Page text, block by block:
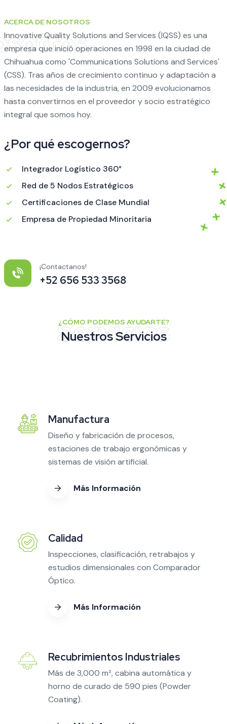
ACERCA DE NOSOTROS
Innovative Quality Solutions and Services (IQSS) es una
empresa que inició operaciones en 1998 en la ciudad de
Chihuahua como 'Communications Solutions and Services'
(CSS). Tras años de crecimiento continuo y adaptación a
las necesidades de la industria, en 2009 evolucionamos
hasta convertirnos en el proveedor y socio estratégico
integral que somos hoy.
¿Por qué escogernos?
Integrador Logístico 360°
Red de 5 Nodos Estratégicos
Certificaciones de Clase Mundial
Empresa de Propiedad Minoritaria
¡Contactanos!
+52 656 533 3568
¿CÓMO PODEMOS AYUDARTE?
Nuestros Servicios
Manufactura
Diseño y fabricación de procesos,
estaciones de trabajo ergonómicas y
sistemas de visión artificial.
Más Información
Calidad
Inspecciones, clasificación, retrabajos y
estudios dimensionales con Comparador
Óptico.
Más Información
Recubrimientos Industriales
Más de 3,000 m², cabina automática y
horno de curado de 590 pies (Powder
Coating).